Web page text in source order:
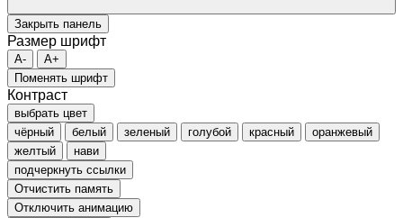
Закрыть панель
Размер шрифт
A-
A+
Поменять шрифт
Контраст
выбрать цвет
чёрный
белый зеленый голубой красный
оранжевый
желтый
нави
подчеркнуть ссылки
Отчистить память
Отключить анимацию